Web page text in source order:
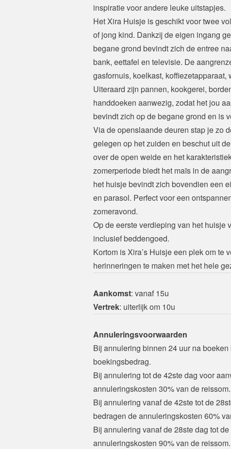
inspiratie voor andere leuke uitstapjes.
Het Xira Huisje is geschikt voor twee
of jong kind. Dankzij de eigen ingang
begane grond bevindt zich de entree
bank, eettafel en televisie. De
gasfornuis, koelkast, koffiezetapparaat,
Uiteraard zijn pannen, kookgerei,
handdoeken aanwezig, zodat het jou
bevindt zich op de begane grond en is
Via de openslaande deuren stap je zo
gelegen op het zuiden en beschut uit
over de open weide en het
zomerperiode biedt het maïs in de
het huisje bevindt zich bovendien een
en parasol. Perfect voor een
zomeravond.
Op de eerste verdieping van het huisje
inclusief beddengoed.
Kortom is Xira’s Huisje een plek om te
herinneringen te maken met het hele
Aankomst
Vertrek: uiterlijk om 10u
Annuleringsvoorwaarden
Bij annulering binnen 24 uur na
boekingsbedrag.
Bij annulering tot de 42ste dag voor
annuleringskosten 30% van de reissom.
Bij annulering vanaf de 42ste tot de
bedragen de annuleringskosten 60%
Bij annulering vanaf de 28ste dag tot
annuleringskosten 90% van de reissom.